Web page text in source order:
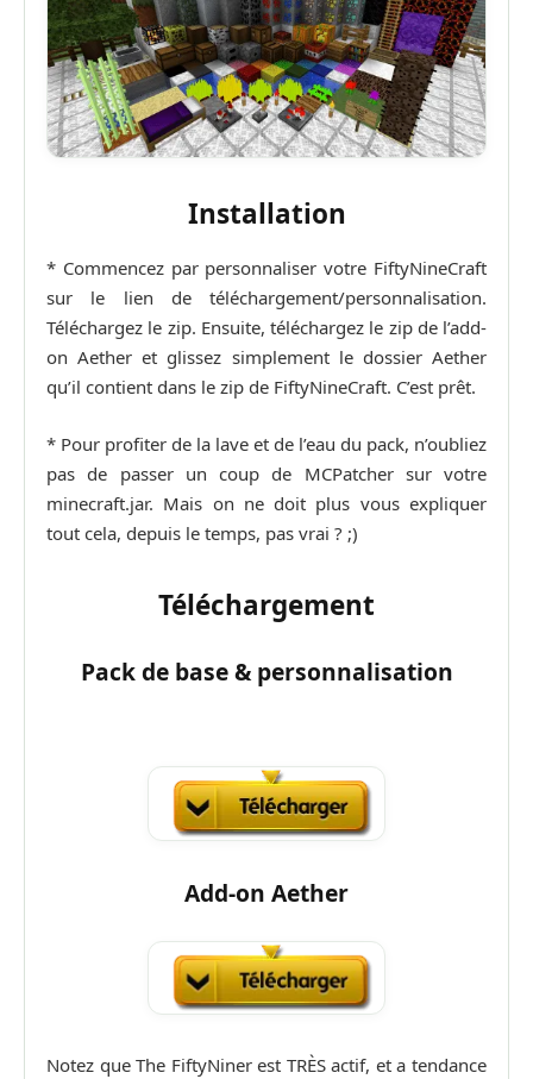
Installation
* Commencez par personnaliser votre FiftyNineCraft
sur le lien de téléchargement/personnalisation.
Téléchargez le zip. Ensuite, téléchargez le zip de l’add-
on Aether et glissez simplement le dossier Aether
qu’il contient dans le zip de FiftyNineCraft. C’est prêt.
* Pour profiter de la lave et de l’eau du pack, n’oubliez
pas de passer un coup de MCPatcher sur votre
minecraft.jar. Mais on ne doit plus vous expliquer
tout cela, depuis le temps, pas vrai ? ;)
Téléchargement
Pack de base & personnalisation
Add-on Aether
Notez que The FiftyNiner est TRÈS actif, et a tendance